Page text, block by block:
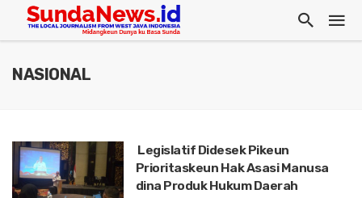
NASIONAL
Legislatif Didesek Pikeun
Prioritaskeun Hak Asasi Manusa
dina Produk Hukum Daerah